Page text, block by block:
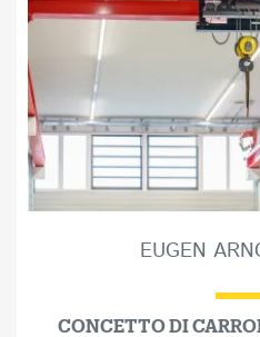
EUGEN
CONCETTO DI